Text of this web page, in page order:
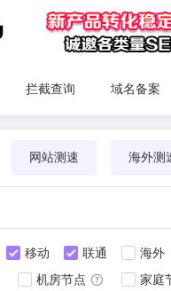
拦截查询 域名备案
网站测速 海外测
移动 联通
海外
机房节点 家庭